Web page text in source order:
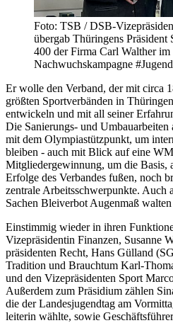
Foto: TSB / DSB-
übergab Thüringens Präsident
400 der Firma Carl Walther im
Nachwuchskampagne
Er wolle den Verband, der mit circa
größten Sport­verbän­den in
entwickeln und mit all seiner
Die Sanierungs- und Umbau­arbeiten
mit dem Olympia­stützpunkt, um
bleiben - auch mit Blick auf eine
Mitglieder­gewinnung, um die Basis,
Erfolge des Verbandes fußen, noch
zentrale Arbeits­schwer­punkte. Auch
Sachen Blei­verbot Augen­maß walten
Einstimmig wieder in ihren
Vize­präsi­dentin Finanzen, Susanne
präsi­denten Recht, Hans Gülland
Tradition und Brauchtum Karl-
und den Vize­präsi­denten Sport
Außerdem zum Präsidium zählen
die der Landes­jugend­tag am
leiterin wählte, sowie